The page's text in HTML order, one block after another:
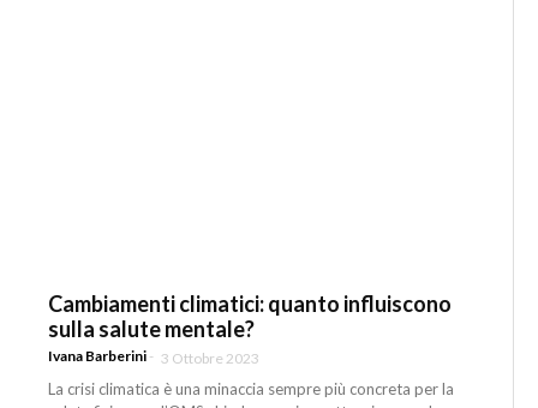
Cambiamenti climatici: quanto influiscono
sulla salute mentale?
Ivana Barberini - 3 Ottobre 2023
La crisi climatica è una minaccia sempre più concreta per la